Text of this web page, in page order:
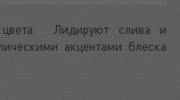
цвета. Лидируют слива и
акцентами блеска